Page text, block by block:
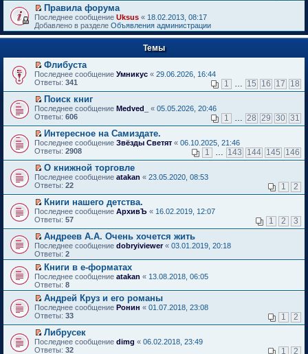
й
т
и
к
п
в
о
м
у
н
е
п
р
о
ч
и
т
а
н
н
о
м
у
с
о
о
б
щ
е
н
и
ю
П
е
р
е
т
и
к
п
р
в
о
м
у
н
е
п
р
о
ч
и
т
а
н
н
о
м
у
с
о
о
б
щ
е
н
и
ю
Правила форума
Последнее сообщение Uksus « 18.02.2013, 08:17
Добавлено в разделе Объявления администрации
Темы
П
е
е
й
т
и
к
п
е
р
в
о
м
у
н
е
п
р
о
ч
и
т
а
н
н
о
м
у
с
о
о
б
щ
е
Флибуста
Последнее сообщение Умникус « 29.06.2026, 16:44
Ответы: 341 1 15 16 17 18
П
е
е
й
т
и
к
п
е
р
в
о
м
у
н
е
п
р
о
ч
и
т
а
н
н
о
м
у
с
Поиск книг
Последнее сообщение Medved_ « 05.05.2026, 20:46
Ответы: 606 1 28 29 30 31
П
е
е
й
т
и
к
п
е
р
в
о
м
у
н
е
п
р
о
ч
и
а
н
н
Интересное на Самиздате.
Последнее сообщение Звёзды Светят « 06.10.2025, 21:46
Ответы: 2908 1 143 144 145 146
П
е
е
й
т
и
к
п
е
р
в
о
м
у
н
е
п
р
о
ч
и
О книжной торговле
Последнее сообщение atakan « 23.05.2020, 08:53
Ответы: 22 1 2
П
е
е
й
т
и
п
е
р
в
о
м
у
н
е
п
Книги нашего детства.
Последнее сообщение АрхивЪ « 16.02.2019, 12:07
Ответы: 57 1 2 3
П
е
р
е
й
т
и
к
п
е
р
в
о
м
Андреев А.А. Очень хочется жить
Последнее сообщение dobryiviewer« 03.01.2019, 20:18
Ответы: 2
П
е
р
е
й
т
и
к
п
е
Книги в е-форматах
Последнее сообщение atakan « 13.08.2018, 06:05
Ответы: 8
П
е
е
й
т
Андрей Круз и его романы
Последнее сообщение Ронин « 01.07.2018, 23:08
Ответы: 33 1 2
П
е
Либрусек
Последнее сообщение dimg « 06.02.2018, 23:49
Ответы: 32 1 2